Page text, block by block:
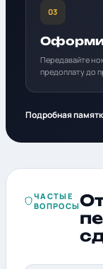
03
Передавайте
предоплату до
Подробная
ЧАСТЫЕ
ВОПРОСЫ